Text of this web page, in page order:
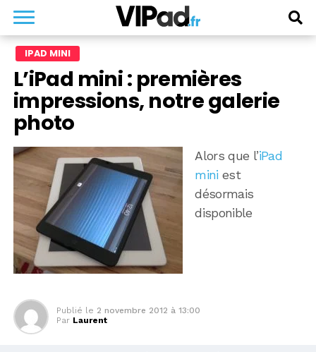
IPAD MINI
L’iPad mini : premières
impressions, notre galerie
photo
Alors que l’iPad
mini est
désormais
disponible
Publié le 2 novembre 2012 à 13:00
Par Laurent